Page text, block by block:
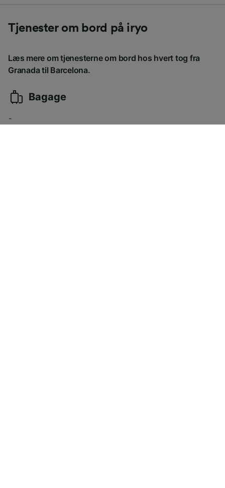
Tjenester om bord på iryo
Læs mere om tjenesterne om bord hos hvert tog fra
Granada til Barcelona.
Bagage
-